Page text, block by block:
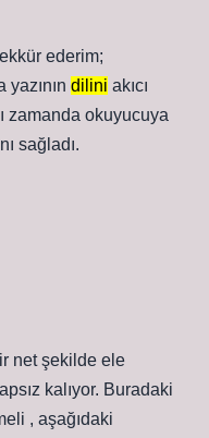
ederim;
dilini akıcı
zamanda okuyucuya
sağladı.
net şekilde ele
kalıyor. Buradaki
, aşağıdaki